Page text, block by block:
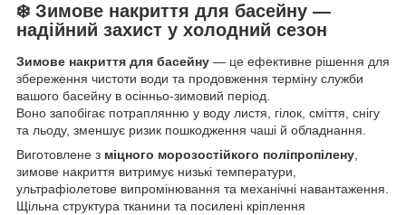
❄️ Зимове накриття для басейну —
надійний захист у холодний сезон
Зимове накриття для басейну — це ефективне рішення для
збереження чистоти води та продовження терміну служби
вашого басейну в осінньо-зимовий період.
Воно запобігає потраплянню у воду листя, гілок, сміття, снігу
та льоду, зменшує ризик пошкодження чаші й обладнання.
Виготовлене з міцного морозостійкого поліпропілену,
зимове накриття витримує низькі температури,
ультрафіолетове випромінювання та механічні навантаження.
Щільна структура тканини та посилені кріплення